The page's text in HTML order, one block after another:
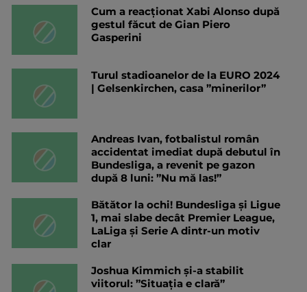
Cum a reacționat Xabi Alonso după
gestul făcut de Gian Piero
Gasperini
Turul stadioanelor de la EURO 2024
| Gelsenkirchen, casa ”minerilor”
Andreas Ivan, fotbalistul român
accidentat imediat după debutul în
Bundesliga, a revenit pe gazon
după 8 luni: ”Nu mă las!”
Bătător la ochi! Bundesliga și Ligue
1, mai slabe decât Premier League,
LaLiga și Serie A dintr-un motiv
clar
Joshua Kimmich și-a stabilit
viitorul: ”Situația e clară”